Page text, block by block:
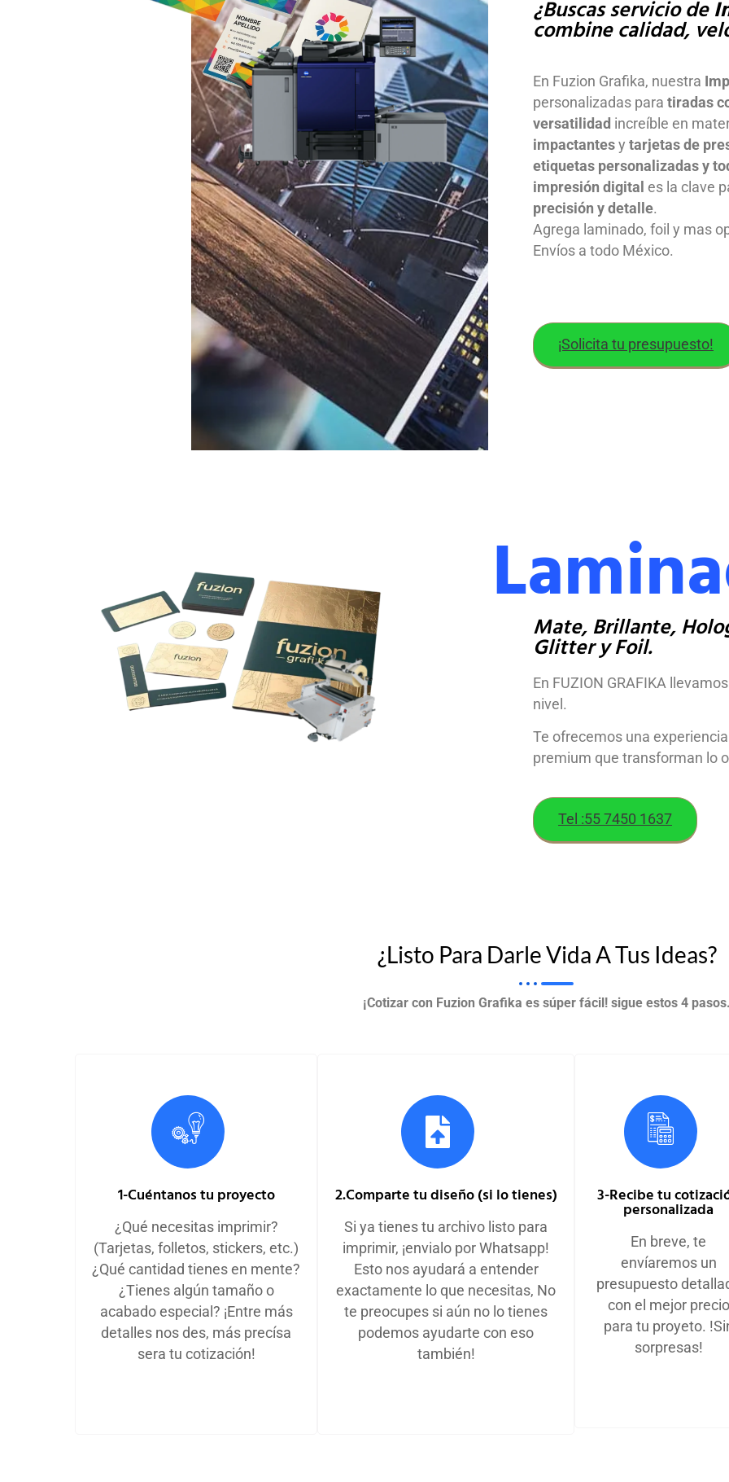
¿Buscas servicio de
combine calidad,
En Fuzion Grafika, nuestra
personalizadas para tiradas
versatilidad increíble en
impactantes y tarjetas de
etiquetas personalizadas y
impresión digital es la clave
precisión y detalle.
Agrega laminado, foil y mas
Envíos a todo México.
¡Solicita tu presupuesto!
Mate, Brillante,
Glitter y Foil.
En FUZION GRAFIKA
nivel.
Te ofrecemos una
premium que transforman lo
Tel :55 7450 1637
¿Listo Para Darle Vida A Tus Ideas?
¡Cotizar con Fuzion Grafika es súper fácil! sigue estos 4 pasos.
1-Cuéntanos tu proyecto
¿Qué necesitas imprimir?
(Tarjetas, folletos, stickers, etc.)
¿Qué cantidad tienes en mente?
¿Tienes algún tamaño o
acabado especial? ¡Entre más
detalles nos des, más precísa
sera tu cotización!
2.Comparte tu diseño (si lo tienes)
Si ya tienes tu archivo listo para
imprimir, ¡envialo por Whatsapp!
Esto nos ayudará a entender
exactamente lo que necesitas, No
te preocupes si aún no lo tienes
podemos ayudarte con eso
también!
3-Recibe tu
personalizada
En breve, te
envíaremos un
presupuesto
con el mejor precio
para tu proyeto.
sorpresas!